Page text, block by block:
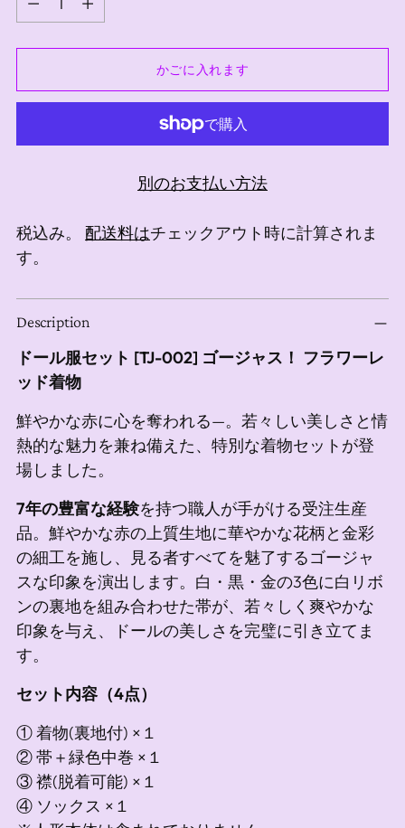
かごに入れます
別のお支払い方法
税込み。 配送料はチェックアウト時に計算されま
す。
商
品
を
カ
ト
に
追
加
し
て
い
ま
す
Description
ドール服セット [TJ-002] ゴージャス！ フラワーレ
ッド着物
鮮やかな赤に心を奪われる—。若々しい美しさと情
熱的な魅力を兼ね備えた、特別な着物セットが登
場しました。
7年の豊富な経験を持つ職人が手がける受注生産
品。鮮やかな赤の上質生地に華やかな花柄と金彩
の細工を施し、見る者すべてを魅了するゴージャ
スな印象を演出します。白・黒・金の3色に白リボ
ンの裏地を組み合わせた帯が、若々しく爽やかな
印象を与え、ドールの美しさを完璧に引き立てま
す。
セット内容（4点）
① 着物(裏地付) ×１
② 帯＋緑色中巻 ×１
③ 襟(脱着可能) ×１
④ ソックス ×１